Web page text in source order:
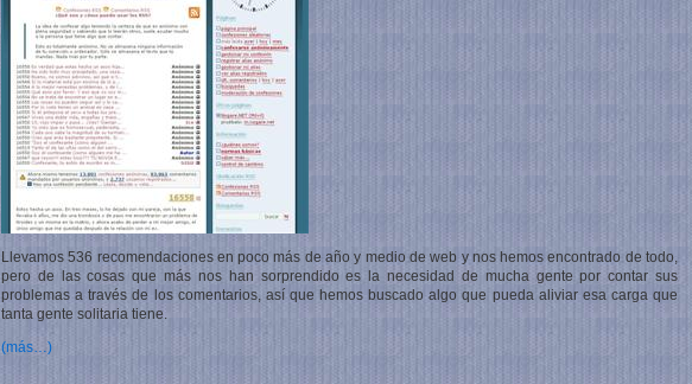
Llevamos 536 recomendaciones en poco más de año y medio de web y nos hemos encontrado de todo,
pero de las cosas que más nos han sorprendido es la necesidad de mucha gente por contar sus
problemas a través de los comentarios, así que hemos buscado algo que pueda aliviar esa carga que
tanta gente solitaria tiene.
(más…)